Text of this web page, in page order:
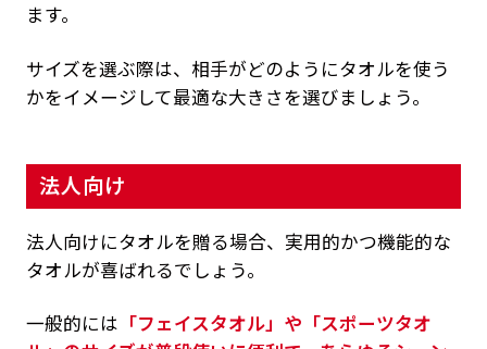
ます。
サイズを選ぶ際は、相手がどのようにタオルを使う
かをイメージして最適な大きさを選びましょう。
法人向け
法人向けにタオルを贈る場合、実用的かつ機能的な
タオルが喜ばれるでしょう。
一般的には 「フェイスタオル」や「スポーツタオ